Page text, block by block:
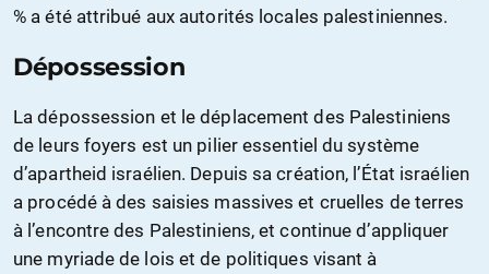
% a été attribué aux autorités locales palestiniennes.
Dépossession
La dépossession et le déplacement des Palestiniens
de leurs foyers est un pilier essentiel du système
d’apartheid israélien. Depuis sa création, l’État israélien
a procédé à des saisies massives et cruelles de terres
à l’encontre des Palestiniens, et continue d’appliquer
une myriade de lois et de politiques visant à